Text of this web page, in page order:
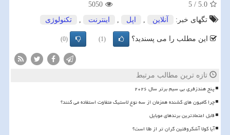
5.0
/
5
5050
تگهای خبر:
آنلاین , اپل , اینترنت , تكنولوژی
این مطلب را می پسندید؟ (1)
(0)
تازه ترین مطالب مرتبط
پنج هندزفری بی سیم برتر سال ۲۰۲۶
چرا کامیون های کشنده همزمان از سه نوع لاستیک متفاوت استفاده می کنند؟
قابل اعتمادترین برندهای موبایل
آیا کولا آشکروفتین گران تر از طلا است؟